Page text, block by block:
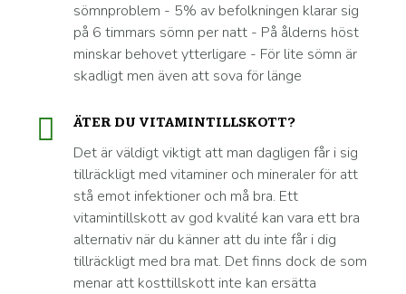
sömnproblem - 5% av befolkningen klarar sig
på 6 timmars sömn per natt - På ålderns höst
minskar behovet ytterligare - För lite sömn är
skadligt men även att sova för länge
ÄTER DU VITAMINTILLSKOTT?
Det är väldigt viktigt att man dagligen får i sig
tillräckligt med vitaminer och mineraler för att
stå emot infektioner och må bra. Ett
vitamintillskott av god kvalité kan vara ett bra
alternativ när du känner att du inte får i dig
tillräckligt med bra mat. Det finns dock de som
menar att kosttillskott inte kan ersätta